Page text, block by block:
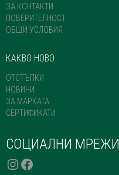
ЗА КОНТАКТИ
ПОВЕРИТЕЛНОСТ
ОБЩИ УСЛОВИЯ
КАКВО НОВО
ОТСТЪПКИ
НОВИНИ
ЗА МАРКАТА
СЕРТИФИКАТИ
СОЦИАЛНИ МРЕЖИ
INSTAGRAM
FACEBOOK